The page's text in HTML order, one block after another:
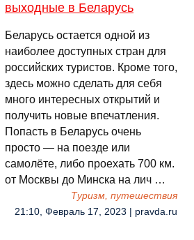
выходные в Беларусь
Беларусь остается одной из
наиболее доступных стран для
российских туристов. Кроме того,
здесь можно сделать для себя
много интересных открытий и
получить новые впечатления.
Попасть в Беларусь очень
просто — на поезде или
самолёте, либо проехать 700 км.
от Москвы до Минска на лич …
Туризм, путешествия
21:10, Февраль 17, 2023 | pravda.ru